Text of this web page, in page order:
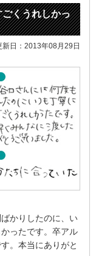
くうれしかっ
新日：2013年08月29日
かりしたのに、い
ったです。卒アル
。本当にありがと